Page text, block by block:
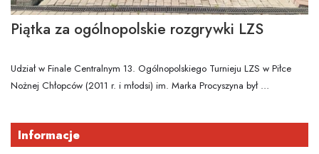
Piątka za ogólnopolskie rozgrywki LZS
Udział w Finale Centralnym 13. Ogólnopolskiego Turnieju LZS w Piłce
Nożnej Chłopców (2011 r. i młodsi) im. Marka Procyszyna był …
Informacje